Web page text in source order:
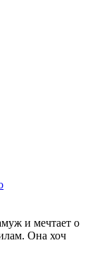
и мечтает о
Она хоч